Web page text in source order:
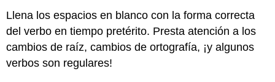
Llena los espacios en blanco con la forma correcta
del verbo en tiempo pretérito. Presta atención a los
cambios de raíz, cambios de ortografía, ¡y algunos
verbos son regulares!